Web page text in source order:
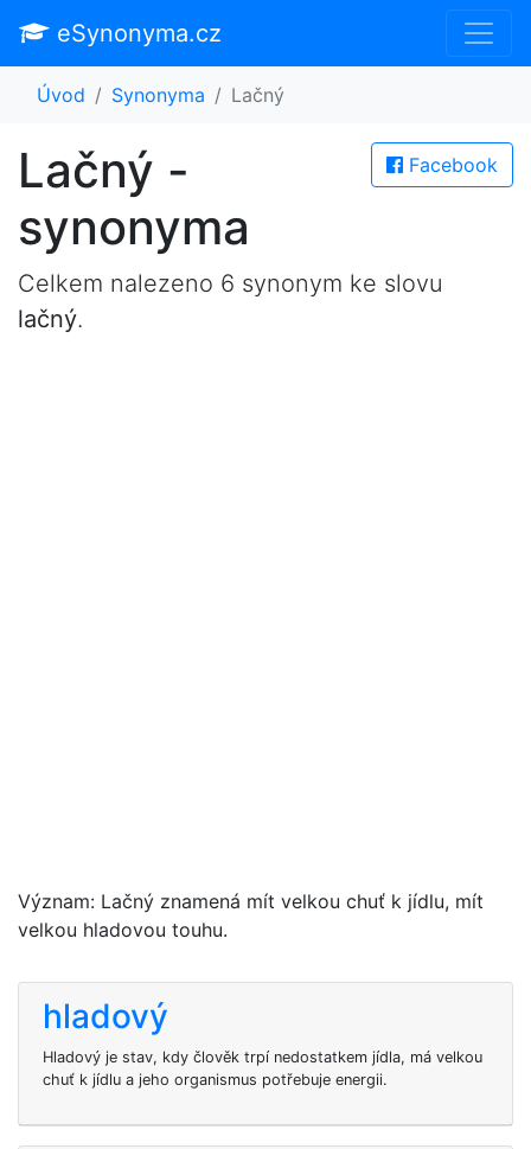
eSynonyma.cz
Úvod Synonyma Lačný
Facebook
Lačný -
synonyma
Celkem nalezeno 6 synonym ke slovu
lačný.
Význam: Lačný znamená mít velkou chuť k jídlu, mít
velkou hladovou touhu.
hladový
Hladový je stav, kdy člověk trpí nedostatkem jídla, má velkou
chuť k jídlu a jeho organismus potřebuje energii.